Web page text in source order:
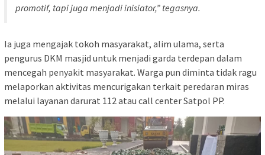
promotif, tapi juga menjadi inisiator,” tegasnya.
Ia juga mengajak tokoh masyarakat, alim ulama, serta
pengurus DKM masjid untuk menjadi garda terdepan dalam
mencegah penyakit masyarakat. Warga pun diminta tidak ragu
melaporkan aktivitas mencurigakan terkait peredaran miras
melalui layanan darurat 112 atau call center Satpol PP.